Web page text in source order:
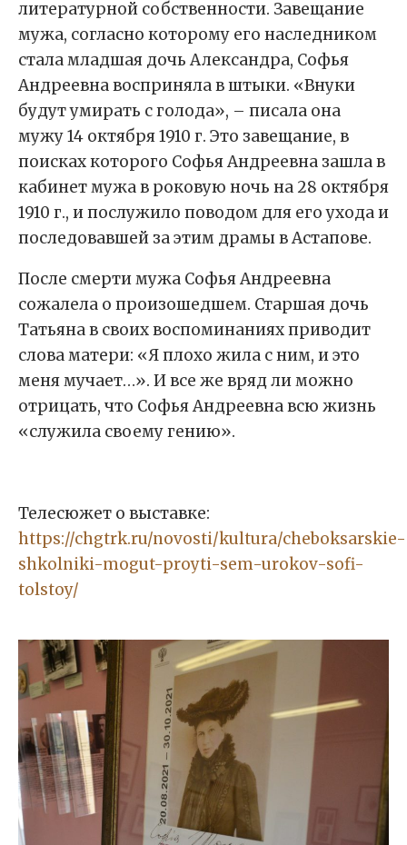
литературной собственности. Завещание
мужа, согласно которому его наследником
стала младшая дочь Александра, Софья
Андреевна восприняла в штыки. «Внуки
будут умирать с голода», – писала она
мужу 14 октября 1910 г. Это завещание, в
поисках которого Софья Андреевна зашла в
кабинет мужа в роковую ночь на 28 октября
1910 г., и послужило поводом для его ухода и
последовавшей за этим драмы в Астапове.
После смерти мужа Софья Андреевна
сожалела о произошедшем. Старшая дочь
Татьяна в своих воспоминаниях приводит
слова матери: «Я плохо жила с ним, и это
меня мучает…». И все же вряд ли можно
отрицать, что Софья Андреевна всю жизнь
«служила своему гению».
Телесюжет о выставке:
https://chgtrk.ru/novosti/kultura/cheboksarskie-
shkolniki-mogut-proyti-sem-urokov-sofi-
tolstoy/